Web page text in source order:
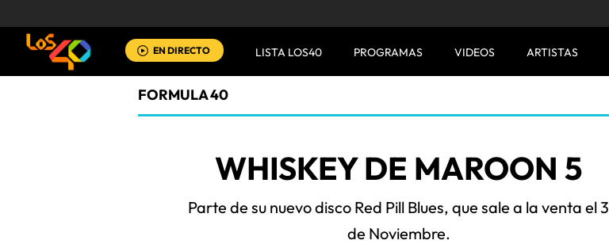
EN DIRECTO LISTA LOS40 PROGRAMAS VIDEOS ARTISTAS
FORMULA 40
WHISKEY DE MAROON 5
Parte de su nuevo disco Red Pill Blues, que sale a la venta el 3
de Noviembre.